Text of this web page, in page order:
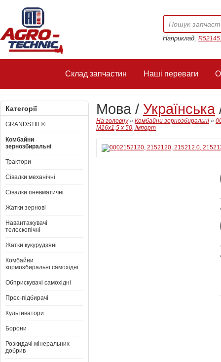
Наприклад,
Склад запчастин Наші переваги
Категорії
GRANDSTIIL®
Комбайни
зернозбиральні
Трактори
Сівалки механічні
Сівалки пневматичні
Жатки зернові
Навантажувачі
телескопічні
Жатки кукурудзяні
Комбайни
кормозбиральні самохідні
Обприскувачі самохідні
Прес-підбирачі
Культиватори
Борони
Розкидачі мінеральних
добрив
Мова / Українська
На головну» Комбайни зернозбиральні »
М16х1,5 x 50, Імпорт